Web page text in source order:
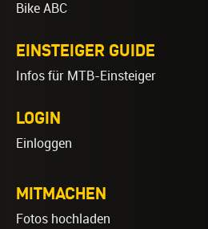
Bike ABC
EINSTEIGER GUIDE
Infos für MTB-Einsteiger
LOGIN
Einloggen
MITMACHEN
Fotos hochladen